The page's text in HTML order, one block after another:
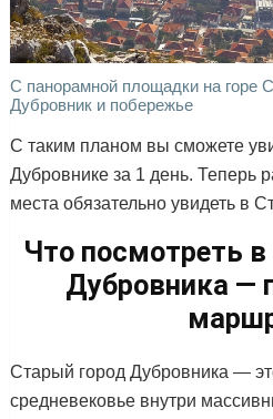
С панорамной площадки на горе
Дубровник и побережье
С таким планом вы сможете
Дубровнике за 1 день. Теперь
места обязательно увидеть в
Что посмотреть
Дубровника —
Старый город Дубровника —
средневековье внутри